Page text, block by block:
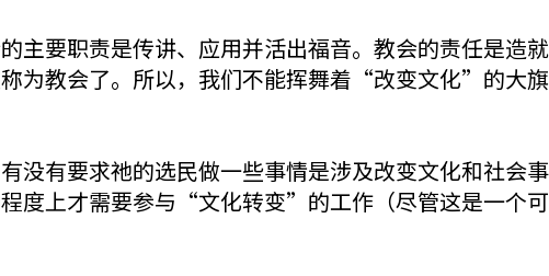
主要职责是传讲、应用并活出福音。教会的责任是造
为教会了。所以，我们不能挥舞着“改变文化”的大旗
没有要求祂的选民做一些事情是涉及改变文化和社会
度上才需要参与“文化转变”的工作（尽管这是一个可